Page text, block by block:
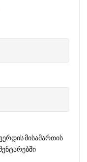
მისამართის